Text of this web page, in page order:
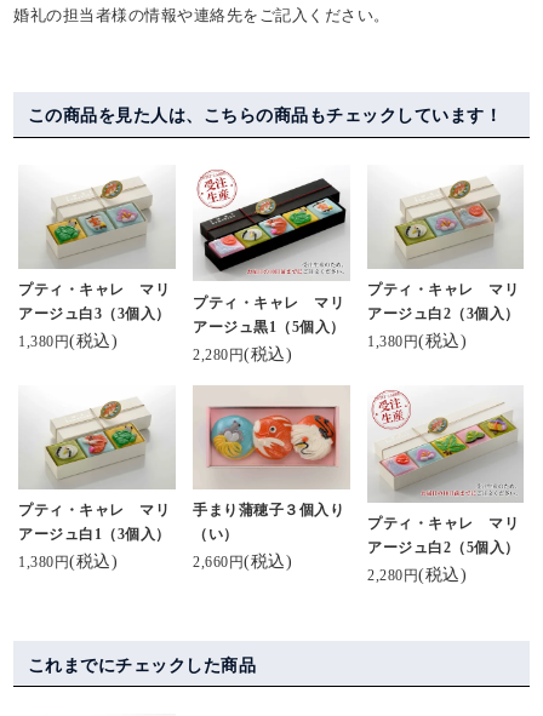
婚礼の担当者様の情報や連絡先をご記入ください。
この商品を見た人は、こちらの商品もチェックしています！
プティ・キャレ マリ
アージュ白3（3個入）
1,380円(税込)
プティ・キャレ マリ
アージュ黒1（5個入）
2,280円(税込)
プティ・キャレ マリ
アージュ白2（3個入）
1,380円(税込)
プティ・キャレ マリ
アージュ白1（3個入）
1,380円(税込)
手まり蒲穂子３個入り
（い）
2,660円(税込)
プティ・キャレ マリ
アージュ白2（5個入）
2,280円(税込)
これまでにチェックした商品